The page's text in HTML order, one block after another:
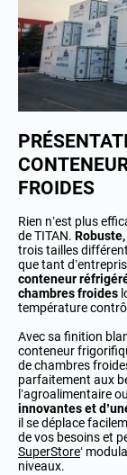
FROIDES
Rien n’est plus
de TITAN.
trois tailles
que tant
conteneur
chambres froides
température
Avec sa finition
conteneur
de chambres
parfaitement aux
l’agroalimentaire
innovantes et
il se déplace
de vos besoins et
SuperStore‘
niveaux.